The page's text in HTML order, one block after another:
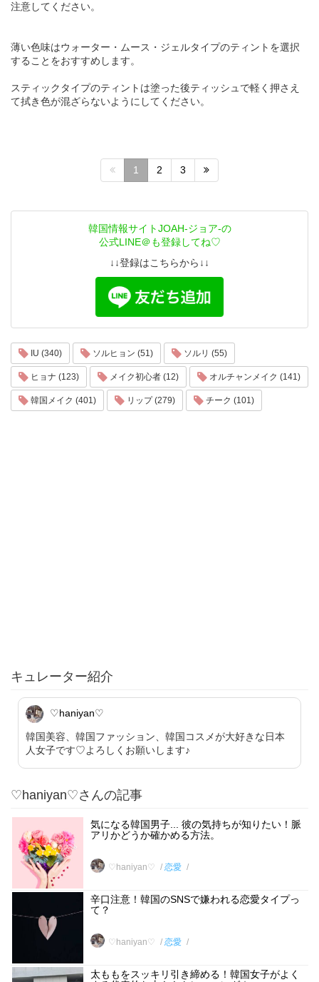
注意してください。
薄い色味はウォーター・ムース・ジェルタイプのティントを選択
することをおすすめします。
スティックタイプのティントは塗った後ティッシュで軽く押さえ
て拭き色が混ざらないようにしてください。
1 2 3
韓国情報サイトJOAH-ジョア-の
公式LINE＠も登録してね♡
↓↓登録はこちらから↓↓
IU (340) ソルヒョン (51) ソルリ (55)
ヒョナ (123) メイク初心者 (12) オルチャンメイク (141)
韓国メイク (401) リップ (279) チーク (101)
キュレーター紹介
♡haniyan♡
韓国美容、韓国ファッション、韓国コスメが大好きな日本
人女子です♡よろしくお願いします♪
♡haniyan♡さんの記事
気になる韓国男子... 彼の気持ちが知りたい！脈
アリかどうか確かめる方法。
♡haniyan♡ 恋愛
辛口注意！韓国のSNSで嫌われる恋愛タイプっ
て？
♡haniyan♡ 恋愛
太ももをスッキリ引き締める！韓国女子がよく